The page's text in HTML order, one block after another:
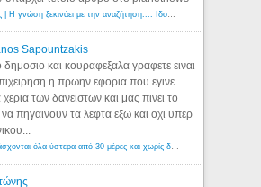
Sapountzakis
δημοσιο και κουραφεξαλα γραφετε ειναι
η πρωην εφορια που εγινε
των δανειστων και μας πινει το
να πηγαινουν τα λεφτα εξω και οχι υπερ